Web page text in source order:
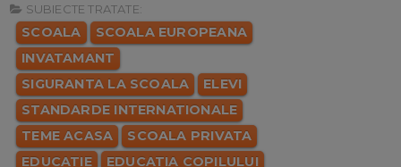
SUBIECTE TRATATE:
SCOALA
SCOALA EUROPEANA
INVATAMANT
SIGURANTA LA SCOALA
ELEVI
STANDARDE INTERNATIONALE
TEME ACASA
SCOALA PRIVATA
EDUCATIE
EDUCATIA COPILULUI